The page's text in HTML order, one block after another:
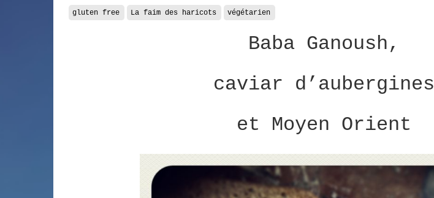
gluten free La faim des haricots végétarien
Baba Ganoush,
caviar d’aubergines
et Moyen Orient